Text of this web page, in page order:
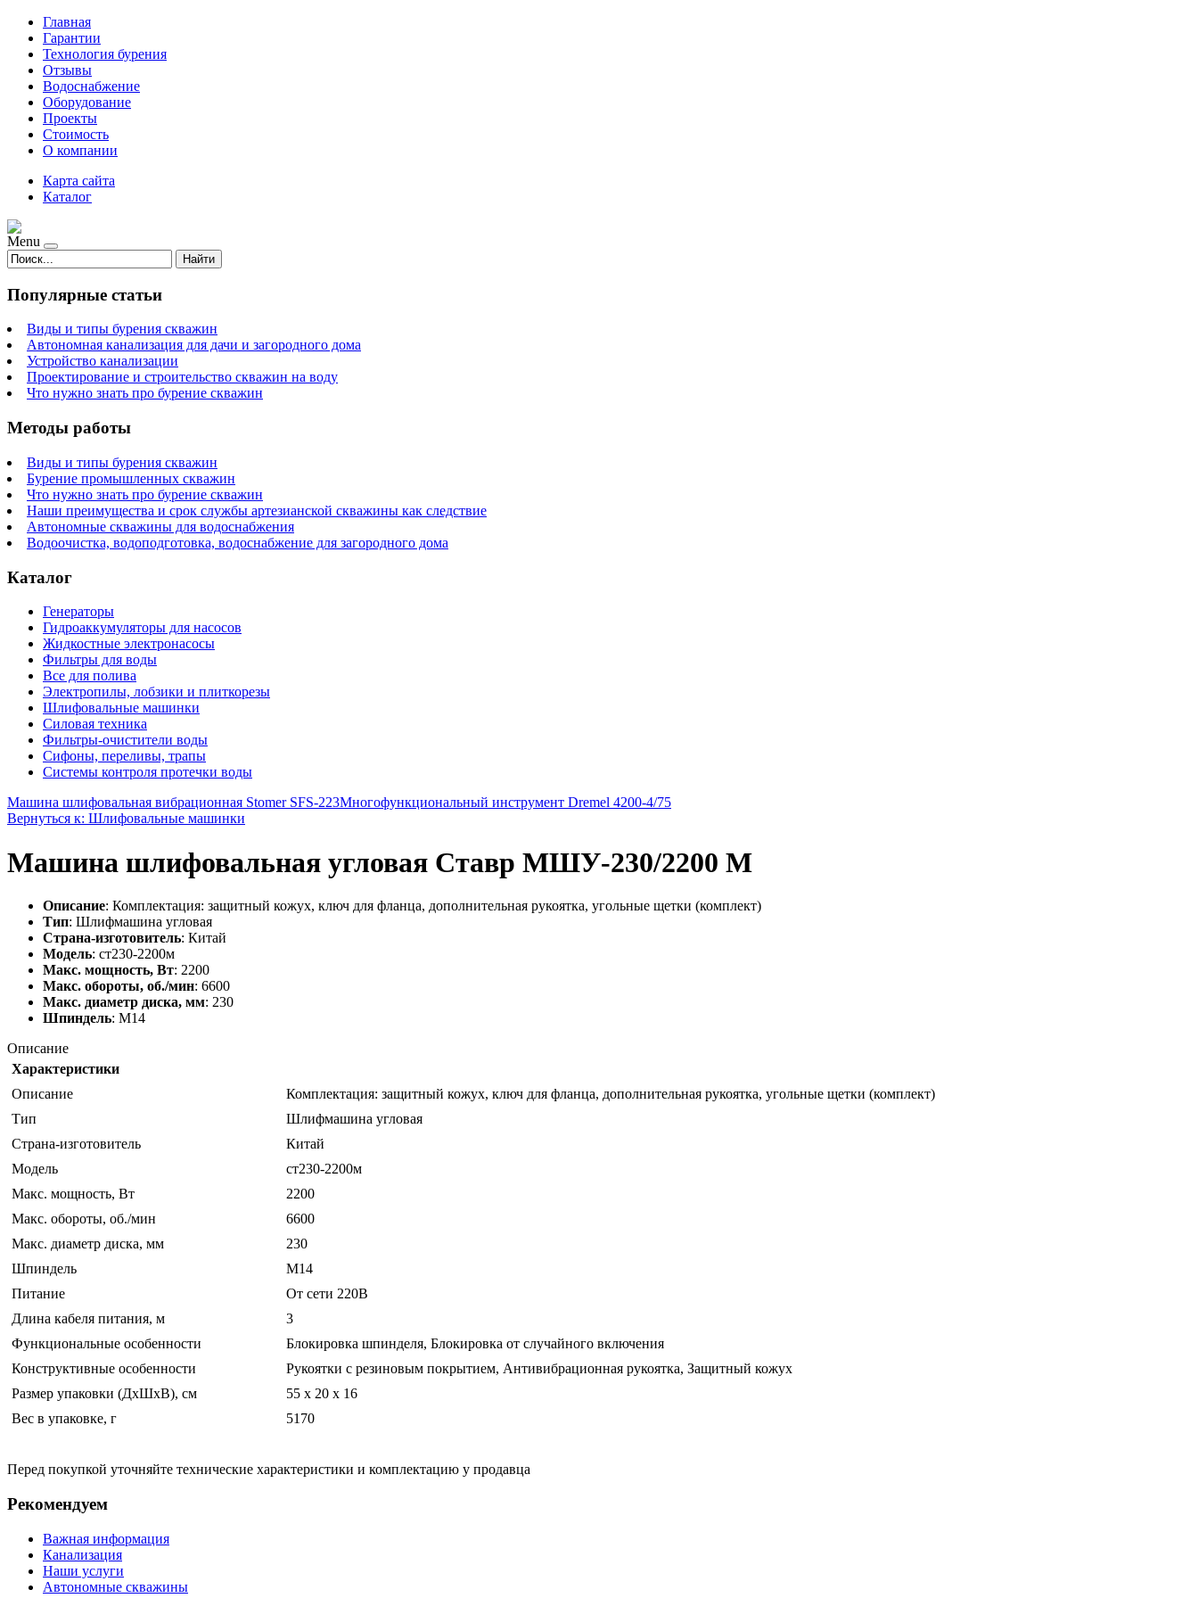
Главная
Гарантии
Технология бурения
Отзывы
Водоснабжение
Оборудование
Проекты
Стоимость
О компании
Карта сайта
Каталог
Menu
Найти
Популярные статьи
Виды и типы бурения скважин
Автономная канализация для дачи и загородного дома
Устройство канализации
Проектирование и строительство скважин на воду
Что нужно знать про бурение скважин
Методы работы
Виды и типы бурения скважин
Бурение промышленных скважин
Что нужно знать про бурение скважин
Наши преимущества и срок службы артезианской скважины как следствие
Автономные скважины для водоснабжения
Водоочистка, водоподготовка, водоснабжение для загородного дома
Каталог
Генераторы
Гидроаккумуляторы для насосов
Жидкостные электронасосы
Фильтры для воды
Все для полива
Электропилы, лобзики и плиткорезы
Шлифовальные машинки
Силовая техника
Фильтры-очистители воды
Сифоны, переливы, трапы
Системы контроля протечки воды
Машина шлифовальная вибрационная Stomer SFS-223Многофункциональный инструмент Dremel 4200-4/75
Вернуться к: Шлифовальные машинки
Машина шлифовальная угловая Ставр МШУ-230/2200 М
Описание: Комплектация: защитный кожух, ключ для фланца, дополнительная рукоятка, угольные щетки (комплект)
Тип: Шлифмашина угловая
Страна-изготовитель: Китай
Модель: ст230-2200м
Макс. мощность, Вт: 2200
Макс. обороты, об./мин: 6600
Макс. диаметр диска, мм: 230
Шпиндель: M14
Описание
Характеристики
Описание
Комплектация: защитный кожух, ключ для фланца, дополнительная рукоятка, угольные щетки (комплект)
Тип
Шлифмашина угловая
Страна-изготовитель
Китай
Модель
ст230-2200м
Макс. мощность, Вт
2200
Макс. обороты, об./мин
6600
Макс. диаметр диска, мм
230
Шпиндель
M14
Питание
От сети 220В
Длина кабеля питания, м
3
Функциональные особенности
Блокировка шпинделя, Блокировка от случайного включения
Конструктивные особенности
Рукоятки с резиновым покрытием, Антивибрационная рукоятка, Защитный кожух
Размер упаковки (ДхШхВ), см
55 x 20 x 16
Вес в упаковке, г
5170
Перед покупкой уточняйте технические характеристики и комплектацию у продавца
Рекомендуем
Важная информация
Канализация
Наши услуги
Автономные скважины